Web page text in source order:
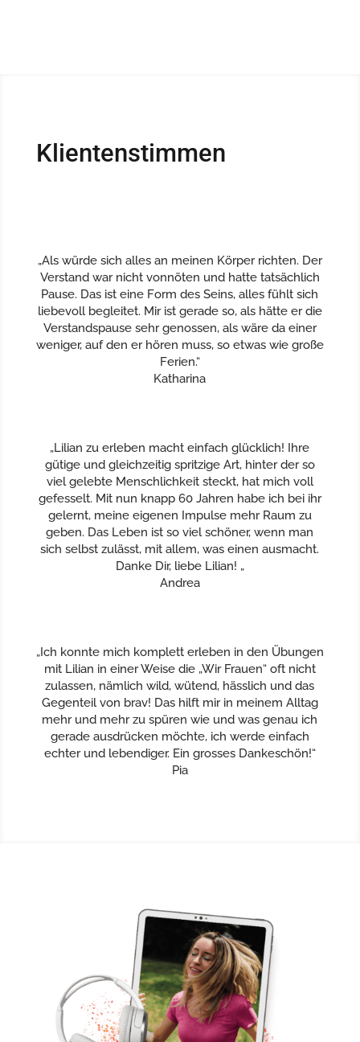
Klientenstimmen
„Als würde sich alles an meinen Körper richten. Der
Verstand war nicht vonnöten und hatte tatsächlich
Pause. Das ist eine Form des Seins, alles fühlt sich
liebevoll begleitet. Mir ist gerade so, als hätte er die
Verstandspause sehr genossen, als wäre da einer
weniger, auf den er hören muss, so etwas wie große
Ferien.“
Katharina
„Lilian zu erleben macht einfach glücklich! Ihre
gütige und gleichzeitig spritzige Art, hinter der so
viel gelebte Menschlichkeit steckt, hat mich voll
gefesselt. Mit nun knapp 60 Jahren habe ich bei ihr
gelernt, meine eigenen Impulse mehr Raum zu
geben. Das Leben ist so viel schöner, wenn man
sich selbst zulässt, mit allem, was einen ausmacht.
Danke Dir, liebe Lilian! „
Andrea
„Ich konnte mich komplett erleben in den Übungen
mit Lilian in einer Weise die „Wir Frauen“ oft nicht
zulassen, nämlich wild, wütend, hässlich und das
Gegenteil von brav! Das hilft mir in meinem Alltag
mehr und mehr zu spüren wie und was genau ich
gerade ausdrücken möchte, ich werde einfach
echter und lebendiger. Ein grosses Dankeschön!“
Pia